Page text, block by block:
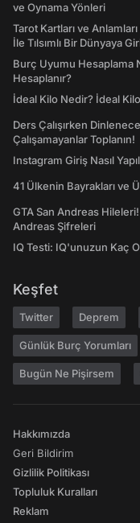
ve Oynama Yönleri
Tarot Kartları ve
İle Tılsımlı Bir Dünyaya
Burç Uyumu Hesaplama
Hesaplanır?
İdeal Kilo Nedir? İdeal Kilo
Ders Çalışırken
Çalışamayanlar Toplanın!
Instagram Giriş Nasıl
41 Ülkenin Bayrakları ve
GTA San Andreas
Andreas Şifreleri
IQ Testi: IQ'unuzun Kaç
Keşfet
Twitter Deprem
Günlük Burç Yorumları
Bugün Ne Pişirsem
Hakkımızda
Geri Bildirim
Gizlilik Politikası
Topluluk Kuralları
Reklam